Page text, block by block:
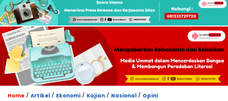
Home / Artikel / Ekonomi / Kajian / Nasional / Opini